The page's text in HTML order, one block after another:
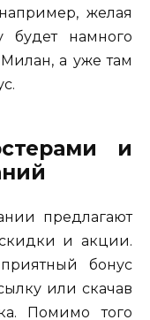
желая
будет намного
а уже там
и
предлагают
и акции.
бонус
или скачав
Помимо того